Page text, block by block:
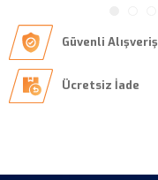
Güvenli Alışveriş
Ücretsiz İade